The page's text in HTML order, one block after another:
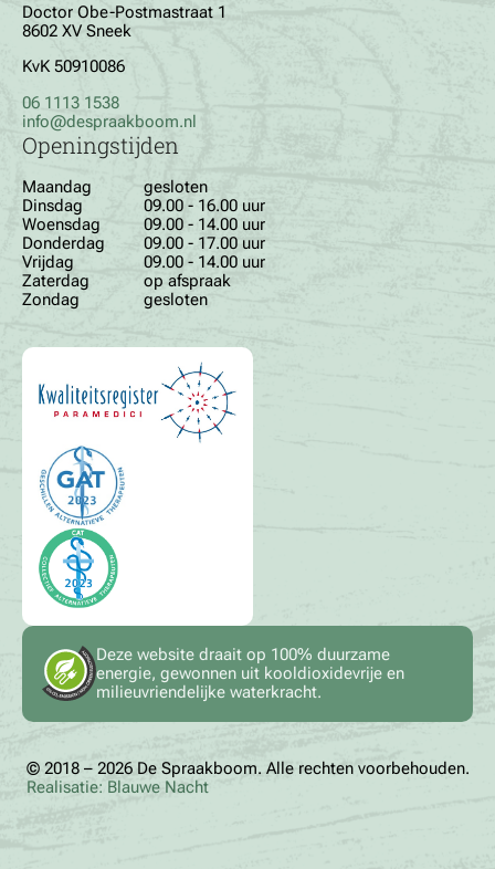
Doctor Obe-Postmastraat 1
8602 XV Sneek
KvK 50910086
06 1113 1538
info@despraakboom.nl
Openingstijden
Maandag
gesloten
Dinsdag
09.00 - 16.00 uur
Woensdag
09.00 - 14.00 uur
Donderdag
09.00 - 17.00 uur
Vrijdag
09.00 - 14.00 uur
Zaterdag
op afspraak
Zondag
gesloten
Deze website draait op 100% duurzame
energie, gewonnen uit kooldioxidevrije en
milieuvriendelijke waterkracht.
© 2018 – 2026 De Spraakboom. Alle rechten voorbehouden.
Realisatie: Blauwe Nacht